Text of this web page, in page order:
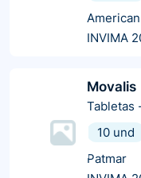
INVIMA
Movalis
Tabletas
10 und
Patmar